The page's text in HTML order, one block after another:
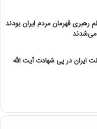
رهبری قهرمان مردم ایران بودند
می‌شدند
ایران در پی شهادت آیت الله